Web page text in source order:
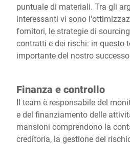
puntuale di materiali. Tra gli
interessanti vi sono
fornitori, le strategie di
contratti e dei rischi: in questo
importante del nostro
Finanza e controllo
Il team è responsabile del
e del finanziamento delle
mansioni comprendono la
creditoria, la gestione del